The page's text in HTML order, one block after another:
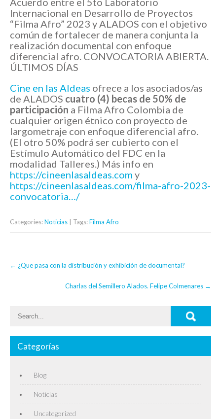
Internacional en Desarrollo de Proyectos
“Filma Afro” 2023 y ALADOS con el objetivo
común de fortalecer de manera conjunta la
realización documental con enfoque
diferencial afro. CONVOCATORIA ABIERTA.
ÚLTIMOS DÍAS
Cine en las Aldeas ofrece a los asociados/as
de ALADOS cuatro (4) becas de 50% de
participación a Filma Afro Colombia de
cualquier origen étnico con proyecto de
largometraje con enfoque diferencial afro.
(El otro 50% podrá ser cubierto con el
Estímulo Automático del FDC en la
modalidad Talleres.) Más info en
https://cineenlasaldeas.com y
https://cineenlasaldeas.com/filma-afro-2023-
convocatoria…/
Categories:Noticias | Tags:Filma Afro
Post
navigation
← ¿Que pasa con la distribución y exhibición de documental?
Charlas del Semillero Alados. Felipe Colmenares →
Categorías
Blog
Noticias
Uncategorized